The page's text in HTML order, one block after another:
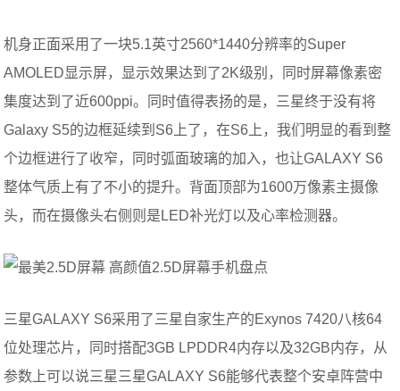
机身正面采用了一块5.1英寸2560*1440分辨率的Super
AMOLED显示屏，显示效果达到了2K级别，同时屏幕像素密
集度达到了近600ppi。同时值得表扬的是，三星终于没有将
Galaxy S5的边框延续到S6上了，在S6上，我们明显的看到整
个边框进行了收窄，同时弧面玻璃的加入，也让GALAXY S6
整体气质上有了不小的提升。背面顶部为1600万像素主摄像
头，而在摄像头右侧则是LED补光灯以及心率检测器。
三星GALAXY S6采用了三星自家生产的Exynos 7420八核64
位处理芯片，同时搭配3GB LPDDR4内存以及32GB内存，从
参数上可以说三星三星GALAXY S6能够代表整个安卓阵营中